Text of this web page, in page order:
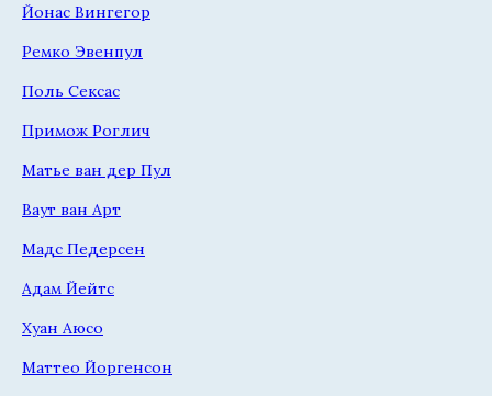
Йонас Вингегор
Ремко Эвенпул
Поль Сексас
Примож Роглич
Матье ван дер Пул
Ваут ван Арт
Мадс Педерсен
Адам Йейтс
Хуан Аюсо
Маттео Йоргенсон